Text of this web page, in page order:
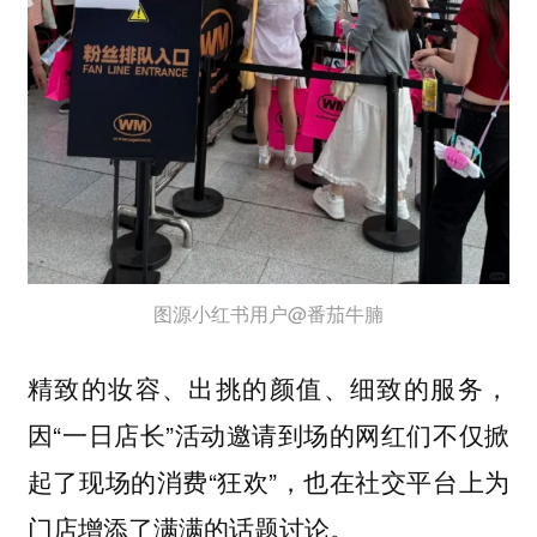
图源小红书用户@番茄牛腩
精致的妆容、出挑的颜值、细致的服务，
因“一日店长”活动邀请到场的网红们不仅掀
起了现场的消费“狂欢”，也在社交平台上为
门店增添了满满的话题讨论。